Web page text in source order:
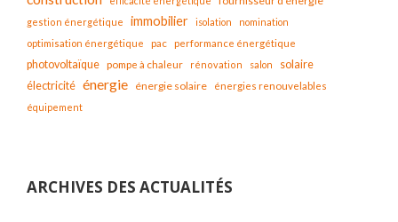
gestion énergétique immobilier isolation
nomination
optimisation énergétique
pac performance énergétique
photovoltaïque pompe à chaleur rénovation salon solaire
électricité énergie énergie solaire
énergies renouvelables
équipement
ARCHIVES DES ACTUALITÉS